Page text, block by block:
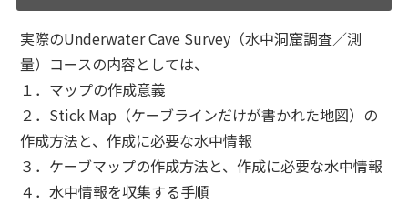
実際のUnderwater Cave Survey（水中洞窟調査／測
量）コースの内容としては、
１．マップの作成意義
２．Stick Map（ケーブラインだけが書かれた地図）の
作成方法と、作成に必要な水中情報
３．ケーブマップの作成方法と、作成に必要な水中情報
４．水中情報を収集する手順